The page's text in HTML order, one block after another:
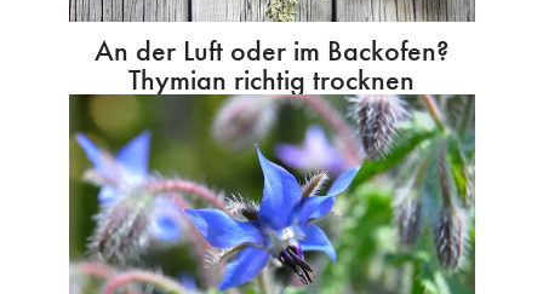
An der Luft oder im Backofen?
Thymian richtig trocknen